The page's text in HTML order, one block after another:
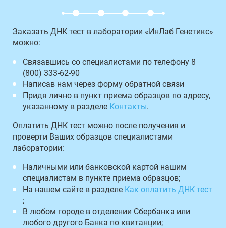
Заказать ДНК тест в лаборатории «ИнЛаб Генетикс»
можно:
Связавшись со специалистами по телефону 8
(800) 333-62-90
Написав нам через форму обратной связи
Придя лично в пункт приема образцов по адресу,
указанному в разделе Контакты.
Оплатить ДНК тест можно после получения и
проверти Ваших образцов специалистами
лаборатории:
Наличными или банковской картой нашим
специалистам в пункте приема образцов;
На нашем сайте в разделе Как оплатить ДНК тест
;
В любом городе в отделении Сбербанка или
любого другого Банка по квитанции;